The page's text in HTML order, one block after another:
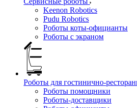
Keenon Robotics
Pudu Robotics
Роботы коты-официанты
Роботы с экраном
Роботы для гостинично-
Роботы помощники
Роботы-доставщики